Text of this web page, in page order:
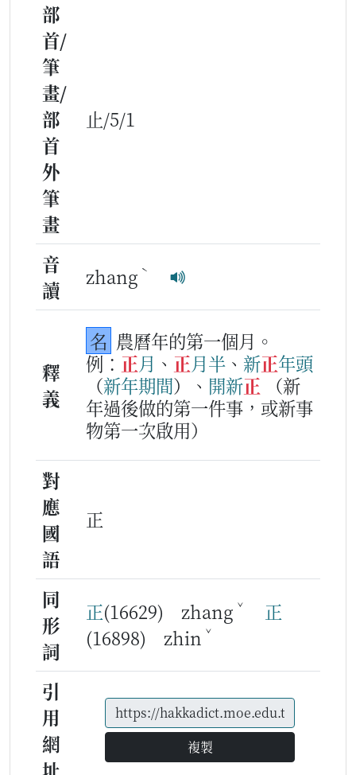
部
首/
筆
畫/
部
首
外
筆
畫
止/5/1
音
讀
zhang ˋ
釋
義
名 農曆年的第一個月。
例： 正月 、 正月半 、 新正年頭
（新年期間）、 開新正
（新
年過後做的第一件事，或新事
物第一次啟用）
對
應
國
語
正
同
形
詞
正(16629) zhang ˇ
正
(16898) zhin ˇ
引
用
網
址
複製